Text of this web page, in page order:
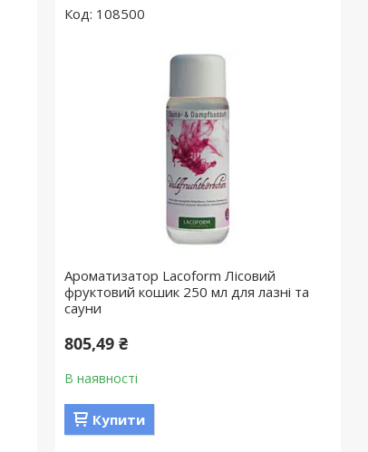
108500
Ароматизатор Lacoform Лісовий
фруктовий кошик 250 мл для лазні та
сауни
805,49 ₴
В наявності
Купити